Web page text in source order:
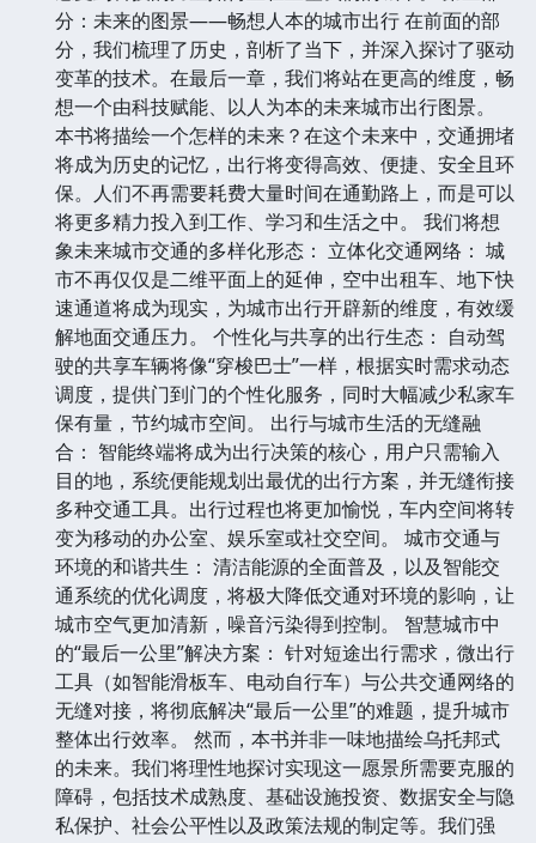
分：未来的图景——畅想人本的城市出行 在前面的部
分，我们梳理了历史，剖析了当下，并深入探讨了驱动
变革的技术。在最后一章，我们将站在更高的维度，畅
想一个由科技赋能、以人为本的未来城市出行图景。
本书将描绘一个怎样的未来？在这个未来中，交通拥堵
将成为历史的记忆，出行将变得高效、便捷、安全且环
保。人们不再需要耗费大量时间在通勤路上，而是可以
将更多精力投入到工作、学习和生活之中。 我们将想
象未来城市交通的多样化形态： 立体化交通网络： 城
市不再仅仅是二维平面上的延伸，空中出租车、地下快
速通道将成为现实，为城市出行开辟新的维度，有效缓
解地面交通压力。 个性化与共享的出行生态： 自动驾
驶的共享车辆将像“穿梭巴士”一样，根据实时需求动态
调度，提供门到门的个性化服务，同时大幅减少私家车
保有量，节约城市空间。 出行与城市生活的无缝融
合： 智能终端将成为出行决策的核心，用户只需输入
目的地，系统便能规划出最优的出行方案，并无缝衔接
多种交通工具。出行过程也将更加愉悦，车内空间将转
变为移动的办公室、娱乐室或社交空间。 城市交通与
环境的和谐共生： 清洁能源的全面普及，以及智能交
通系统的优化调度，将极大降低交通对环境的影响，让
城市空气更加清新，噪音污染得到控制。 智慧城市中
的“最后一公里”解决方案： 针对短途出行需求，微出行
工具（如智能滑板车、电动自行车）与公共交通网络的
无缝对接，将彻底解决“最后一公里”的难题，提升城市
整体出行效率。 然而，本书并非一味地描绘乌托邦式
的未来。我们将理性地探讨实现这一愿景所需要克服的
障碍，包括技术成熟度、基础设施投资、数据安全与隐
私保护、社会公平性以及政策法规的制定等。我们强